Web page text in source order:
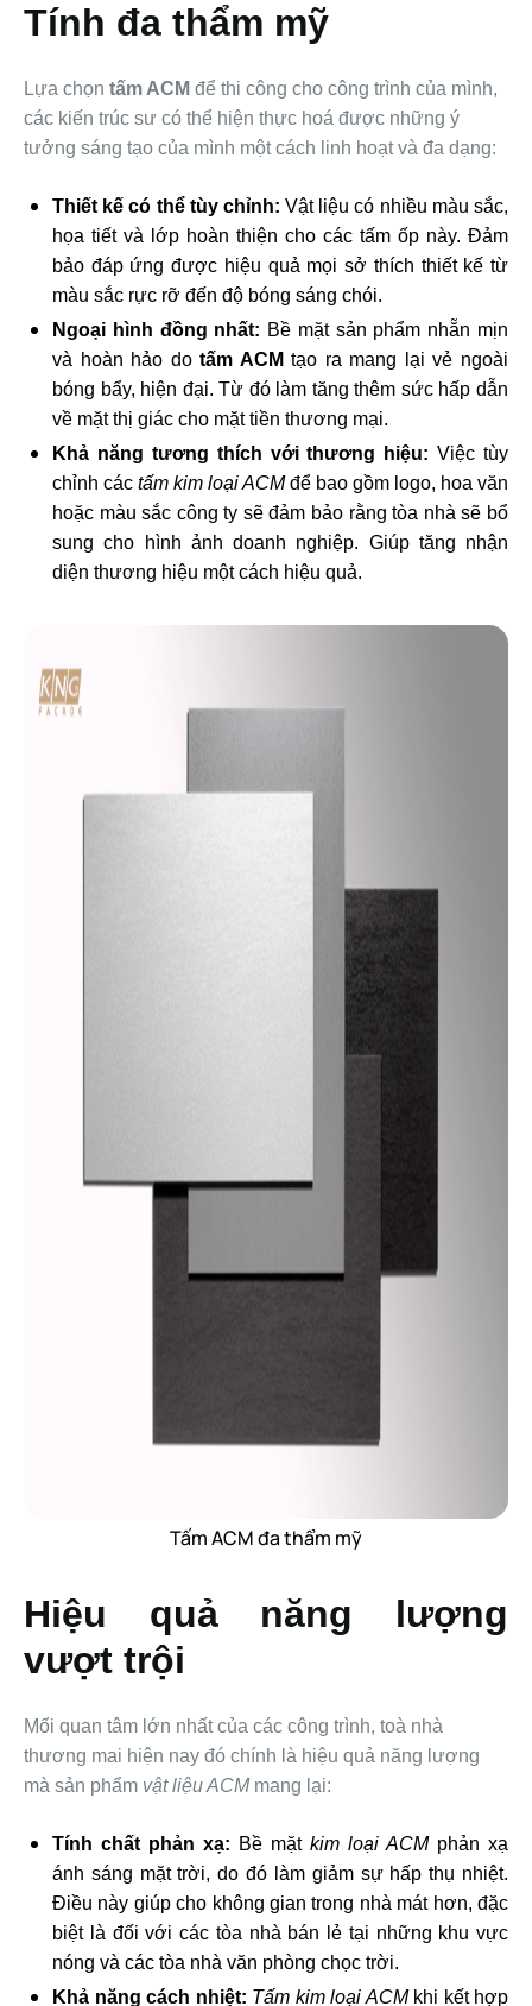
Tính đa thẩm mỹ
Lựa chọn tấm ACM để thi công cho công trình của mình,
các kiến trúc sư có thể hiện thực hoá được những ý
tưởng sáng tạo của mình một cách linh hoạt và đa dạng:
Thiết kế có thể tùy chỉnh: Vật liệu có nhiều màu sắc,
họa tiết và lớp hoàn thiện cho các tấm ốp này. Đảm
bảo đáp ứng được hiệu quả mọi sở thích thiết kế từ
màu sắc rực rỡ đến độ bóng sáng chói.
Ngoại hình đồng nhất: Bề mặt sản phẩm nhẵn mịn
và hoàn hảo dotấm ACM tạo ra mang lại vẻ ngoài
bóng bẩy, hiện đại. Từ đó làm tăng thêm sức hấp dẫn
về mặt thị giác cho mặt tiền thương mại.
Khả năng tương thích với thương hiệu: Việc tùy
chỉnh các tấm kim loại ACMđể bao gồm logo, hoa văn
hoặc màu sắc công ty sẽ đảm bảo rằng tòa nhà sẽ bổ
sung cho hình ảnh doanh nghiệp. Giúp tăng nhận
diện thương hiệu một cách hiệu quả.
Tấm ACM đa thẩm mỹ
Hiệu quả năng lượng
vượt trội
Mối quan tâm lớn nhất của các công trình, toà nhà
thương mai hiện nay đó chính là hiệu quả năng lượng
mà sản phẩm vật liệu ACMmang lại:
Tính chất phản xạ: Bề mặt kim loại ACMphản xạ
ánh sáng mặt trời, do đó làm giảm sự hấp thụ nhiệt.
Điều này giúp cho không gian trong nhà mát hơn, đặc
biệt là đối với các tòa nhà bán lẻ tại những khu vực
nóng và các tòa nhà văn phòng chọc trời.
Khả năng cách nhiệt: Tấm kim loại ACMkhi kết hợp